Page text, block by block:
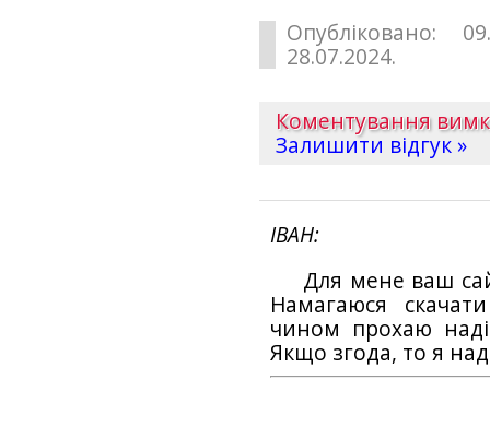
Опубліковано:
28.07.2024.
Коментування
Залишити відгук »
ІВАН
Для мене ваш
Намагаюся
чином прохаю
Якщо згода, то я